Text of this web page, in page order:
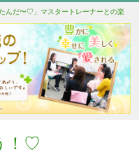
んだ〜♡」マスタートレーナーとの楽
！♡